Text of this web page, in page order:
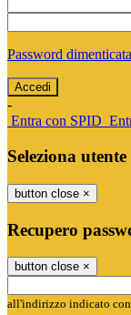
Password
-
Entra con SPID
Seleziona utente
button close ×
Recupero
button close ×
all'indirizzo indicato